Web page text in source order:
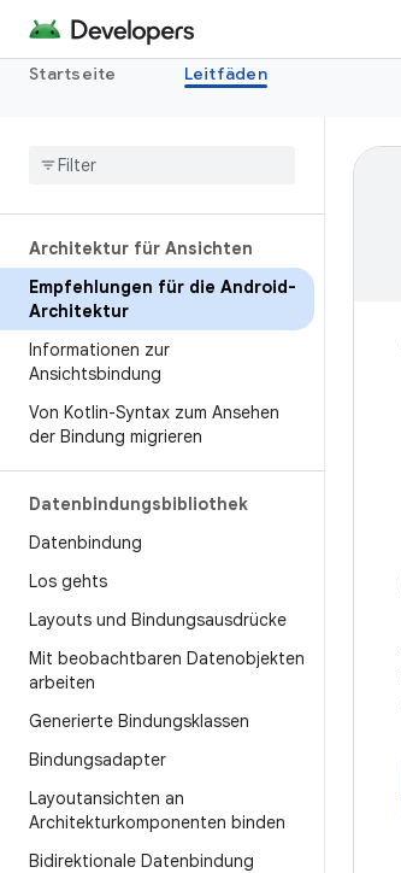
Startseite Leitfäden
Architektur für Ansichten
Empfehlungen für die Android-
Architektur
Informationen zur
Ansichtsbindung
Von Kotlin-Syntax zum Ansehen
der Bindung migrieren
Datenbindungsbibliothek
Datenbindung
Los gehts
Layouts und Bindungsausdrücke
Mit beobachtbaren Datenobjekten
arbeiten
Generierte Bindungsklassen
Bindungsadapter
Layoutansichten an
Architekturkomponenten binden
Bidirektionale Datenbindung